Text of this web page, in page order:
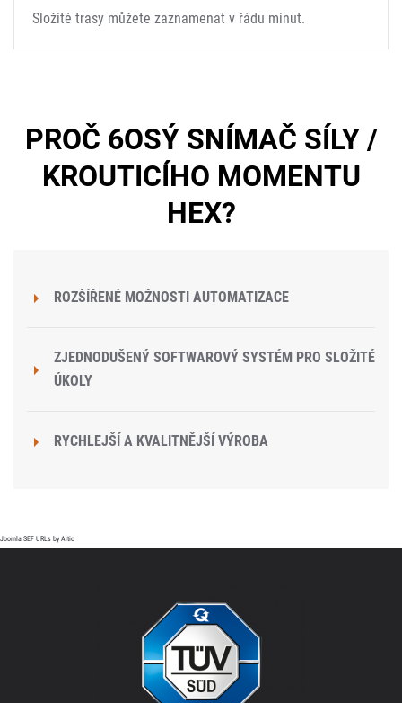
Složité trasy můžete zaznamenat v řádu minut.
PROČ 6OSÝ SNÍMAČ SÍLY /
KROUTICÍHO MOMENTU
HEX?
ROZŠÍŘENÉ MOŽNOSTI AUTOMATIZACE
ZJEDNODUŠENÝ SOFTWAROVÝ SYSTÉM PRO SLOŽITÉ
ÚKOLY
RYCHLEJŠÍ A KVALITNĚJŠÍ VÝROBA
Joomla SEF URLs by Artio